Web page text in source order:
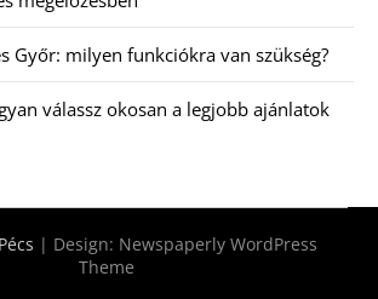
Győr: milyen funkciókra van szükség?
válassz okosan a legjobb ajánlatok
| Design: Newspaperly WordPress
Theme